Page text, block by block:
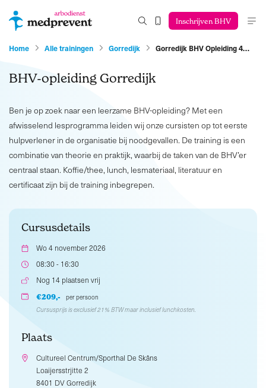
Inschrijven BHV
Home Alle trainingen Gorredijk Gorredijk BHV Opleiding 4…
BHV-opleiding Gorredijk
Ben je op zoek naar een leerzame BHV-opleiding? Met een
afwisselend lesprogramma leiden wij onze cursisten op tot eerste
hulpverlener in de organisatie bij noodgevallen. De training is een
combinatie van theorie en praktijk, waarbij de taken van de BHV’er
centraal staan. Koffie/thee, lunch, lesmateriaal, literatuur en
certificaat zijn bij de training inbegrepen.
Cursusdetails
Wo 4 november 2026
08:30 - 16:30
Nog 14 plaatsen vrij
€209,-
per persoon
Cursusprijs is exclusief 21% BTW maar inclusief lunchkosten.
Plaats
Cultureel Centrum/Sporthal De Skâns
Loaijersstrjitte 2
8401 DV Gorredijk